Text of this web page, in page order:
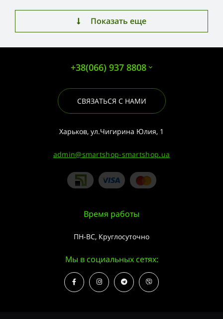
Показать еще
+38(066) 937 8808
СВЯЗАТЬСЯ С НАМИ
Харьков, ул.Чигирина Юлия, 1
admin@smartshop-smartshop.ua
Время работы
ПН-ВС, Круглосуточно
Мы в социальных сетях: